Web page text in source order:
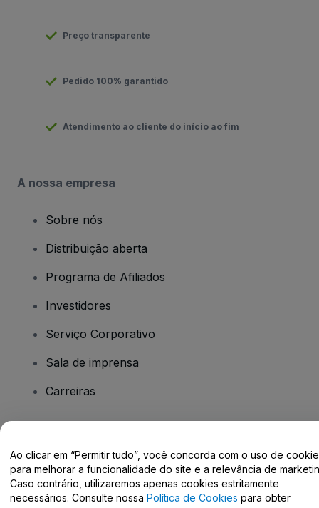
Preço transparente
Pedido 100% garantido
Atendimento ao cliente do início ao fim
A nossa empresa
Sobre nós
Distribuição aberta
Programa de Afiliados
Investidores
Serviço Corporativo
Sala de imprensa
Carreiras
Centro de Ajuda / Fale Conosco
Ao clicar em “Permitir tudo”, você concorda com o uso de
para melhorar a funcionalidade do site e a relevância de
Caso contrário, utilizaremos apenas cookies estritamente
necessários. Consulte nossa Política de Cookies para obter